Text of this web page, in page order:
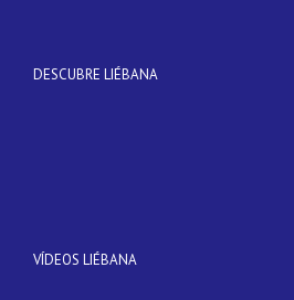
DESCUBRE LIÉBANA
VÍDEOS LIÉBANA